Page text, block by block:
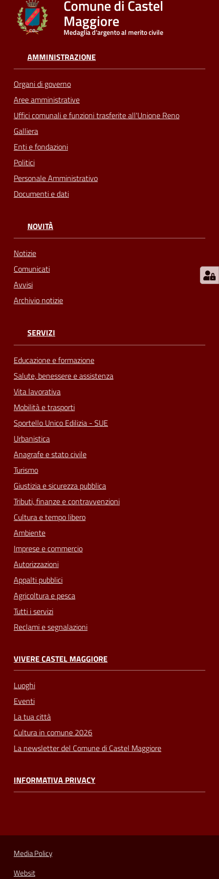
Seguici
Comune di Castel
Maggiore
Medaglia d'argento al merito civile
AMMINISTRAZIONE
Organi di governo
Aree amministrative
Uffici comunali e funzioni trasferite all'Unione Reno
Galliera
Enti e fondazioni
Politici
Personale Amministrativo
Documenti e dati
NOVITÀ
Notizie
Comunicati
Avvisi
Archivio notizie
SERVIZI
Educazione e formazione
Salute, benessere e assistenza
Vita lavorativa
Mobilità e trasporti
Sportello Unico Edilizia - SUE
Urbanistica
Anagrafe e stato civile
Turismo
Giustizia e sicurezza pubblica
Tributi, finanze e contravvenzioni
Cultura e tempo libero
Ambiente
Imprese e commercio
Autorizzazioni
Appalti pubblici
Agricoltura e pesca
Tutti i servizi
Reclami e segnalazioni
VIVERE CASTEL MAGGIORE
Luoghi
Eventi
La tua città
Cultura in comune 2026
La newsletter del Comune di Castel Maggiore
INFORMATIVA PRIVACY
Media Policy
Websit